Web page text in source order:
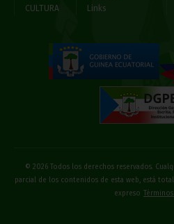
CULTURA
Links
© 2026 Todos los derechos reservados.
parcial de los contenidos de esta web, está
expreso